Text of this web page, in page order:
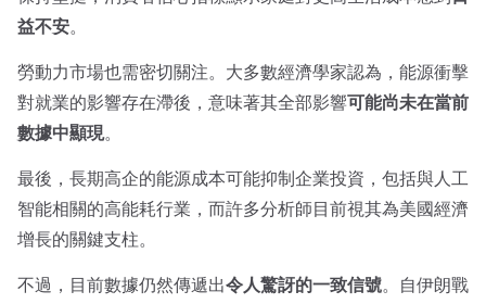
益不安。
勞動力市場也需密切關注。大多數經濟學家認為，能源衝擊
對就業的影響存在滯後，意味著其全部影響可能尚未在當前
數據中顯現。
最後，長期高企的能源成本可能抑制企業投資，包括與人工
智能相關的高能耗行業，而許多分析師目前視其為美國經濟
增長的關鍵支柱。
不過，目前數據仍然傳遞出令人驚訝的一致信號。自伊朗戰